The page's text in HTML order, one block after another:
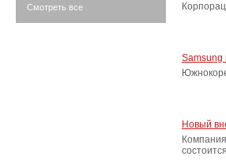
Samsung
Новый
Смотреть все